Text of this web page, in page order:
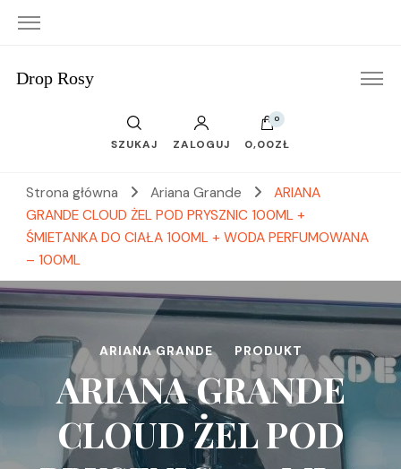
Drop Rosy
SZUKAJ ZALOGUJ
0
0,00ZŁ
Strona główna Ariana Grande
ARIANA
GRANDE CLOUD ŻEL POD PRYSZNIC 100ML +
ŚMIETANKA DO CIAŁA 100ML + WODA PERFUMOWANA
– 100ML
ARIANA GRANDE PRODUKT
ARIANA GRANDE
CLOUD ŻEL POD